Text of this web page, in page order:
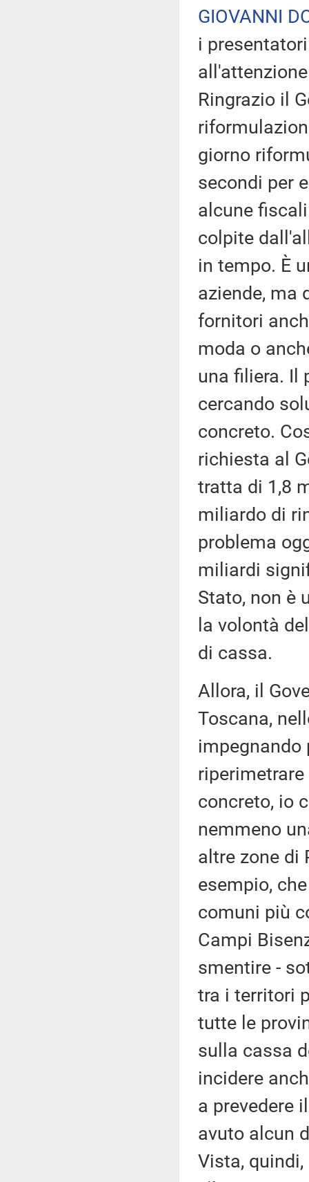
GIOVANNI
i
Ringrazio il
giorno
secondi per
alcune
colpite
in tempo. È
aziende, ma
fornitori
moda o
una filiera. Il
cercando
concreto.
richiesta al
tratta di 1,8
miliardo di
problema
miliardi
Stato, non è
la volontà
di cassa.
Allora, il
Toscana,
impegnando
concreto, io
nemmeno
altre zone di
esempio,
comuni più
Campi
smentire -
tra i territori
tutte le
sulla cassa
incidere
a prevedere
avuto alcun
Vista,